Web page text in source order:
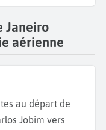
Janeiro
aérienne
au départ de
Jobim vers